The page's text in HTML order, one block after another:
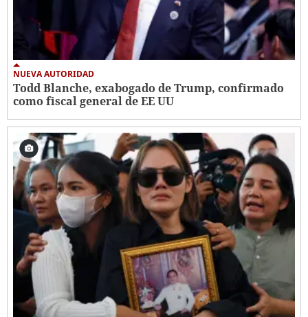
NUEVA AUTORIDAD
Todd Blanche, exabogado de Trump, confirmado
como fiscal general de EE UU